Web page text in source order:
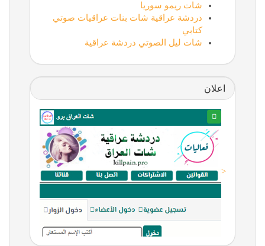
شات ريمو سوريا
دردشة عراقية شات بنات عراقيات صوتي
كتابي
شات ليل الصوتي دردشة عراقية
اعلان
<